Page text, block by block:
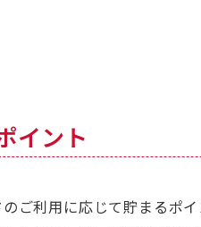
イント
ご利用に応じて貯まるポ